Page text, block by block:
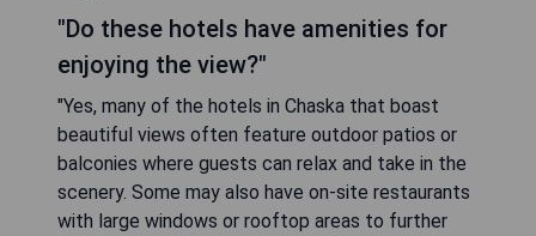
"Do these hotels have amenities for
enjoying the view?"
"Yes, many of the hotels in Chaska that boast
beautiful views often feature outdoor patios or
balconies where guests can relax and take in the
scenery. Some may also have on-site restaurants
with large windows or rooftop areas to further